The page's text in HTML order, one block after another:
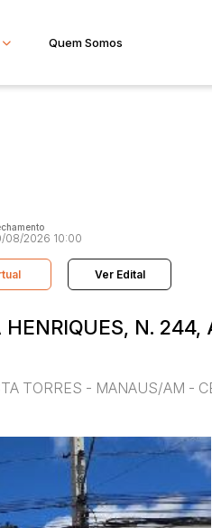
Quem Somos
08/2026 10:00
Ver Edital
N. 244,
TORRES - MANAUS/AM -